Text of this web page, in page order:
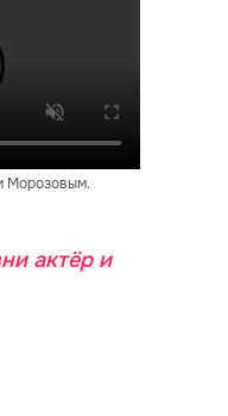
Морозовым.
актёр и